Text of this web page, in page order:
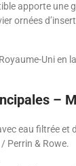
apporte une
ornées
Uni en
–
eau filtrée
Perrin & Rowe.